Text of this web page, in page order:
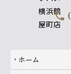
call
Footer
chevron_right ホーム